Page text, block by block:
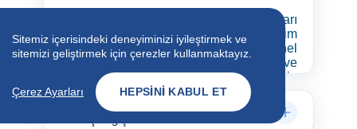
Mesleki Eğitim ve Öğretim programları
(VET), Avustralya'daki yetkili eğitim
kurumları tarafından sunulan profesyonel
kurslardır. Bu kurslar genellikle pratiktir ve
aşağıdaki alanlarda belirli bir meslek için
beceri ve bilgi oluşturmaya odaklanır:
Avustralya sertifika Başvuru Dönemleri
Sitemiz içerisindeki deneyiminizi iyileştirmek ve
sitemizi geliştirmek için çerezler kullanmaktayız.
Çerez Ayarları HEPSINI KABUL ET